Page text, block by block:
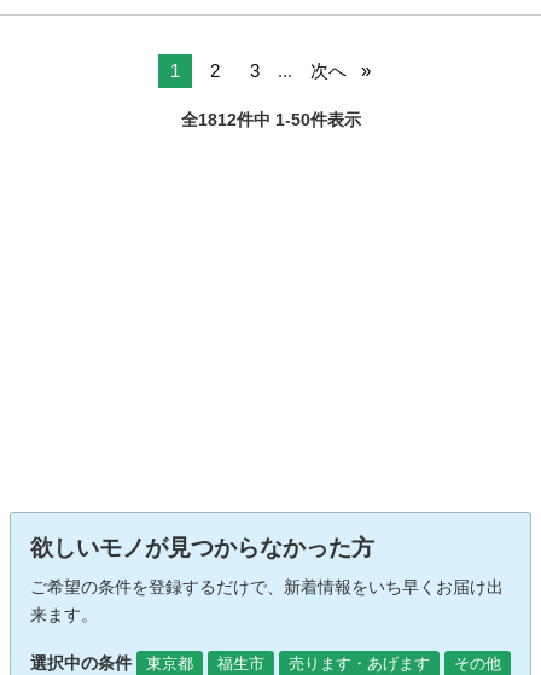
1 2 3 ... 次へ
全1812件中 1-50件表示
欲しいモノが見つからなかった方
ご希望の条件を登録するだけで、新着情報をいち早くお届け出
来ます。
選択中の条件 東京都 福生市 売ります・あげます その他